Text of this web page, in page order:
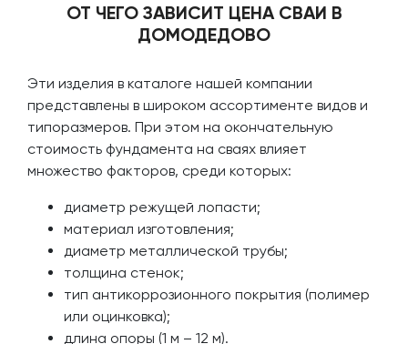
ОТ ЧЕГО ЗАВИСИТ ЦЕНА СВАИ В
ДОМОДЕДОВО
Эти изделия в каталоге нашей компании
представлены в широком ассортименте видов и
типоразмеров. При этом на окончательную
стоимость фундамента на сваях влияет
множество факторов, среди которых:
диаметр режущей лопасти;
материал изготовления;
диаметр металлической трубы;
толщина стенок;
тип антикоррозионного покрытия (полимер
или оцинковка);
длина опоры (1 м – 12 м).